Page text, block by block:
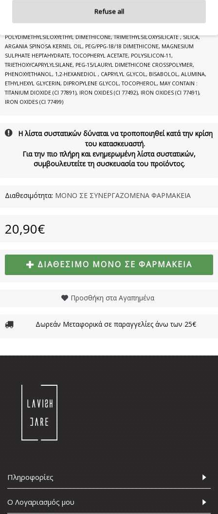
POLYDIMETHYLSILOXYETHYL DIMETHICONE, TRIMETHYLSILOXYSILICATE , SILICA,
ARGANIA SPINOSA KERNEL OIL, PEG/PPG-18/18 DIMETHICONE, MAGNESIUM
SULPHATE HEPTAHYDRATE, TOCOPHERYL ACETATE, POLYSILICON-11,
TRIETHOXYCAPRYLYLSILANE, PEG-15/LAURYL DIMETHICONE CROSSPOLYMER,
PHENOXYETHANOL, 1,2-HEXANEDIOL , CAPRYLYL GLYCOL, BISABOLOL, ALUMINA,
ETHYLHEXYL GLYCERIN, DIPROPYLENE GLYCOL, TOCOPHEROL, MAY CONTAIN :
TITANIUM DIOXIDE (CI 77891), IRON OXIDES (CI 77492), IRON OXIDES (CI 77491),
IRON OXIDES (CI 77499)
Η λίστα συστατικών δύναται να τροποποιηθεί κατά την κρίση
του κατασκευαστή.
Για την πιο πλήρη και ενημερωμένη λίστα συστατικών,
συμβουλευτείτε τη συσκευασία του προϊόντος.
Διαθεσιμότητα: ΜΟΝΟ ΣΕ ΣΥΝΕΡΓΑΖΟΜΕΝΑ ΦΑΡΜΑΚΕΙΑ
20,90€
ΔΙΑΘΈΣΙΜΟ ΜΌΝΟ ΣΕ ΦΑΡΜΑΚΕΊΑ
Προσθήκη στα Αγαπημένα
Δωρεάν Μεταφορικά σε παραγγελίες άνω των 25€
Πληροφορίες
Ο Λογαριασμός μου
Refuse all